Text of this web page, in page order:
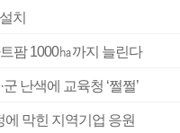
치
팜 1000㏊까지 늘린다
난색에 교육청 ‘쩔쩔’
막힌 지역기업 응원